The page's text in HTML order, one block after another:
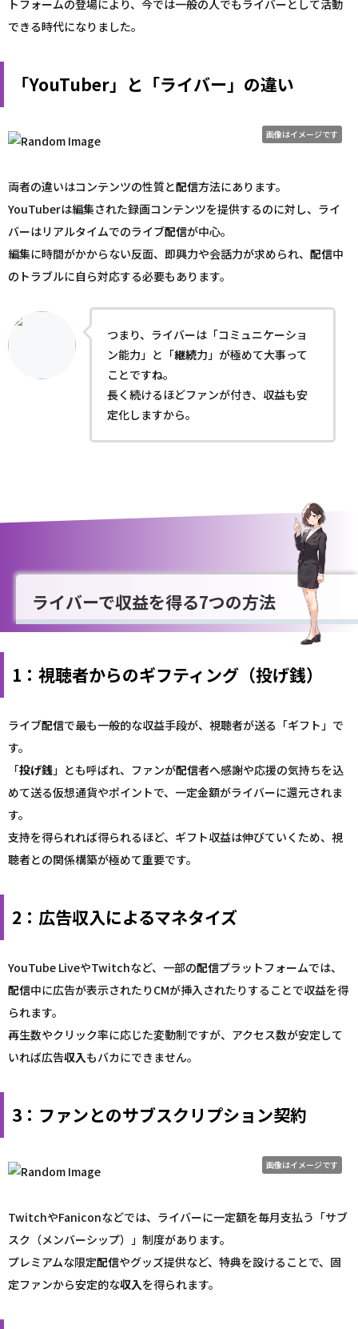
トフォームの登場により、今では一般の人でもライバーとして活動
できる時代になりました。
「YouTuber」と「ライバー」の違い
画像はイメージです
両者の違いはコンテンツの性質と配信方法にあります。
YouTuberは編集された録画コンテンツを提供するのに対し、ライ
バーはリアルタイムでのライブ配信が中心。
編集に時間がかからない反面、即興力や会話力が求められ、 配信中
のトラブルに自ら対応する必要もあります。
つまり、ライバーは「コミュニケーショ
ン能力」と「継続力」が極めて大事って
ことですね。
長く続けるほどファンが付き、収益も安
定化しますから。
ライバーで収益を得る7つの方法
1：視聴者からのギフティング（投げ銭）
ライブ配信で最も一般的な収益手段が、視聴者が送る「ギフト」で
す。
「投げ銭」とも呼ばれ、ファンが配信者へ感謝や応援の気持ちを込
めて送る仮想通貨やポイントで、一定金額がライバーに還元されま
す。
支持を得られれば得られるほど、ギフト収益は伸びていくため、視
聴者との関係構築が極めて重要です。
2：広告収入によるマネタイズ
YouTube LiveやTwitchなど、一部の配信プラットフォームでは、
配信中に広告が表示されたりCMが挿入されたりすることで収益を得
られます。
再生数やクリック率に応じた変動制ですが、アクセス数が安定して
いれば広告収入もバカにできません。
3：ファンとのサブスクリプション契約
画像はイメージです
TwitchやFaniconなどでは、ライバーに一定額を毎月支払う「サブ
スク（メンバーシップ）」制度があります。
プレミアムな限定配信やグッズ提供など、特典を設けることで、固
定ファンから安定的な収入を得られます。